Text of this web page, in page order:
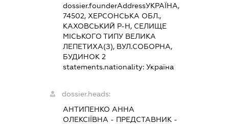
dossier.founderAddressУКРАЇНА,
74502, ХЕРСОНСЬКА ОБЛ.,
КАХОВСЬКИЙ Р-Н, СЕЛИЩЕ
МІСЬКОГО ТИПУ ВЕЛИКА
ЛЕПЕТИХА(З), ВУЛ.СОБОРНА,
БУДИНОК 2
statements.nationality:Україна
dossier.heads:
АНТИПЕНКО АННА
ОЛЕКСІЇВНА - ПРЕДСТАВНИК -